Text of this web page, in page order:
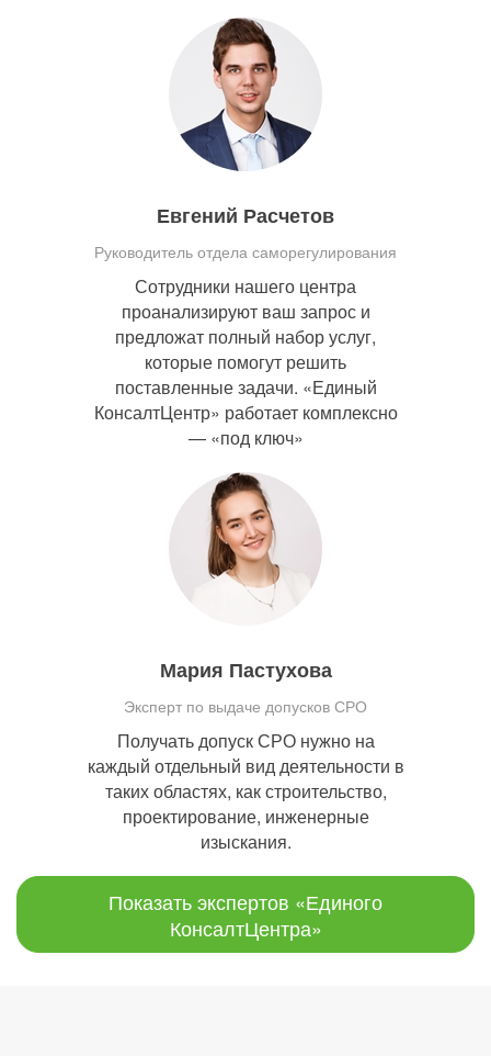
Евгений Расчетов
Руководитель отдела саморегулирования
Сотрудники нашего центра
проанализируют ваш запрос и
предложат полный набор услуг,
которые помогут решить
поставленные задачи. «Единый
КонсалтЦентр» работает комплексно
— «под ключ»
Мария Пастухова
Эксперт по выдаче допусков СРО
Получать допуск СРО нужно на
каждый отдельный вид деятельности в
таких областях, как строительство,
проектирование, инженерные
изыскания.
Показать экспертов «Единого
КонсалтЦентра»